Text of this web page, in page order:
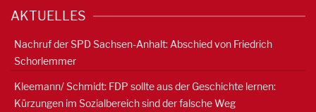
AKTUELLES
Nachruf der SPD Sachsen-Anhalt: Abschied von Friedrich
Schorlemmer
Kleemann/ Schmidt: FDP sollte aus der Geschichte lernen:
Kürzungen im Sozialbereich sind der falsche Weg